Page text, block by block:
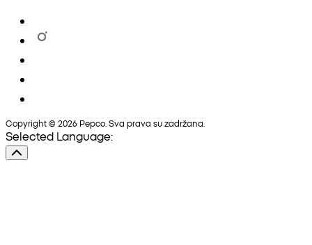
Copyright © 2026 Pepco. Sva prava su zadržana.
Selected Language: